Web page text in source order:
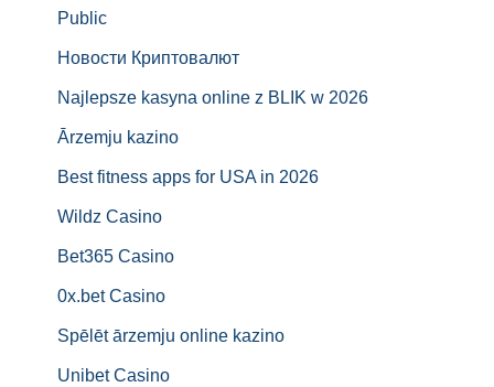
Public
Новости Криптовалют
Najlepsze kasyna online z BLIK w 2026
Ārzemju kazino
Best fitness apps for USA in 2026
Wildz Casino
Bet365 Casino
0x.bet Casino
Spēlēt ārzemju online kazino
Unibet Casino